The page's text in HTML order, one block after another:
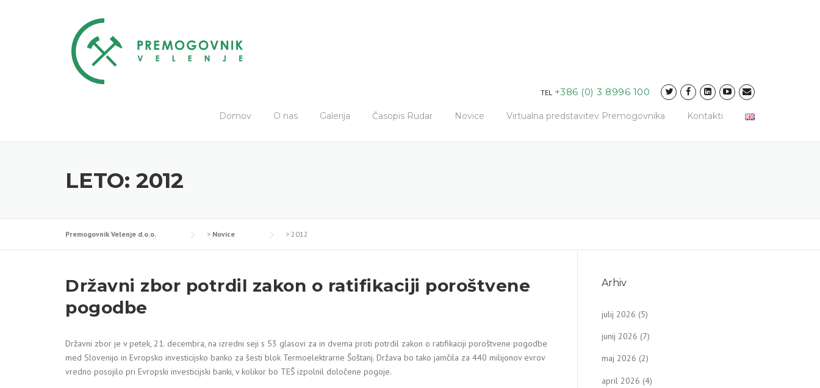
TEL +386 (0) 3 8996 100
Domov O nas Galerija Časopis Rudar Novice Virtualna predstavitev Premogovnika Kontakti
LETO: 2012
Premogovnik Velenje d.o.o. > Novice > 2012
Državni zbor potrdil zakon o ratifikaciji poroštvene
pogodbe
Državni zbor je v petek, 21. decembra, na izredni seji s 53 glasovi za in dvema proti potrdil zakon o ratifikaciji poroštvene pogodbe
med Slovenijo in Evropsko investicijsko banko za šesti blok Termoelektrarne Šoštanj. Država bo tako jamčila za 440 milijonov evrov
vredno posojilo pri Evropski investicijski banki, v kolikor bo TEŠ izpolnil določene pogoje.
Arhiv
julij 2026 (5)
junij 2026 (7)
maj 2026 (2)
april 2026 (4)